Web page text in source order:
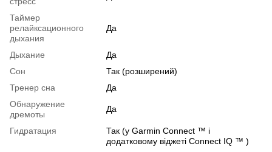
Таймер
релайксационного
дыхания
Да
Дыхание
Да
Сон
Так (розширений)
Тренер сна
Да
Обнаружение
дремоты
Да
Гидратация
Так (у Garmin Connect ™ і
додатковому віджеті Connect IQ ™ )